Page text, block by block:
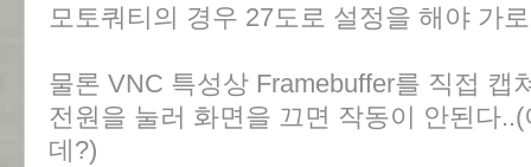
모토쿼티의 경우 27도로 설정을 해야 가
물론 VNC 특성상 Framebuffer를 직접 캡
전원을 눌러 화면을 끄면 작동이 안된다
데?)